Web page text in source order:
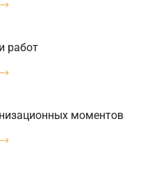
работ
моментов